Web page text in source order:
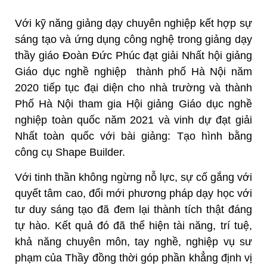
Với kỹ năng giảng dạy chuyên nghiệp kết hợp sự
sáng tạo và ứng dụng công nghệ trong giảng dạy
thầy giáo Đoàn Đức Phúc đạt giải Nhất hội giảng
Giáo dục nghề nghiệp thành phố Hà Nội năm
2020 tiếp tục đại diện cho nhà trường và thành
Phố Hà Nội tham gia Hội giảng Giáo dục nghề
nghiệp toàn quốc năm 2021 và vinh dự đạt giải
Nhất toàn quốc với bài giảng: Tạo hình bằng
công cụ Shape Builder.
Với tinh thần không ngừng nỗ lực, sự cố gắng với
quyết tâm cao, đổi mới phương pháp dạy học với
tư duy sáng tạo đã đem lại thành tích thật đáng
tự hào. Kết quả đó đã thể hiện tài năng, trí tuệ,
khả năng chuyên môn, tay nghề, nghiệp vụ sư
phạm của Thầy đồng thời góp phần khẳng định vị